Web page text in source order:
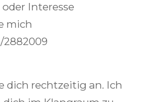
Interesse
mich
2882009
dich rechtzeitig an. Ich